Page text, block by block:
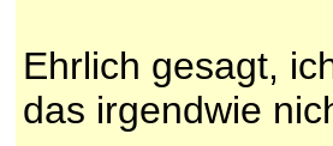
Ehrlich gesagt,
das irgendwie